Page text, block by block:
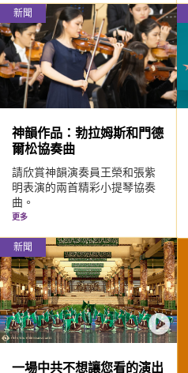
新聞
神韻作品：勃拉姆斯和門德
爾松協奏曲
請欣賞神韻演奏員王榮和張紫
明表演的兩首精彩小提琴協奏
曲。
更多
新聞
一場中共不想讓您看的演出